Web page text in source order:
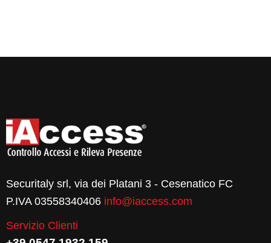
Securitaly srl, via dei Platani 3 - Cesenatico FC
P.IVA 03558340406 info@iaccess.com
Servizio Clienti